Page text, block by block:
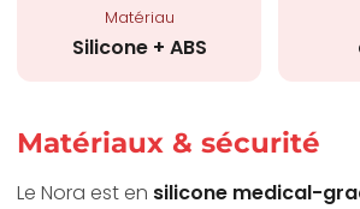
Matériau
Silicone + ABS
Matériaux & sécurité
Le Nora est en silicone medical-